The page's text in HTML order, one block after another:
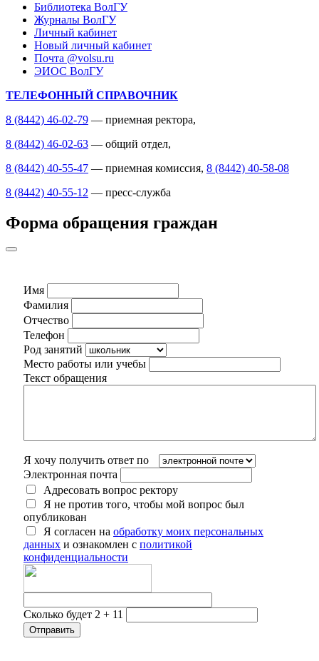
Библиотека ВолГУ
Журналы ВолГУ
Личный кабинет
Новый личный кабинет
Почта @volsu.ru
ЭИОС ВолГУ
ТЕЛЕФОННЫЙ СПРАВОЧНИК
8 (8442) 46-02-79 — приемная ректора,
8 (8442) 46-02-63 — общий отдел,
8 (8442) 40-55-47 — приемная комиссия, 8 (8442) 40-58-08
8 (8442) 40-55-12 — пресс-служба
Форма обращения граждан
Имя
Фамилия
Отчество
Телефон
Род занятий
Место работы или учебы
Текст обращения
Я хочу получить ответ по
Электронная почта
Адресовать вопрос ректору
Я не против того, чтобы мой вопрос был
опубликован
Я согласен на обработку моих персональных
данных и ознакомлен с политикой
конфиденциальности
Сколько будет 2 + 11